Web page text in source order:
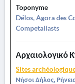
Toponyme
Délos, Agora des
Competaliasts
Αρχαιολογικό
Sites
Νήσοι Δήλος,